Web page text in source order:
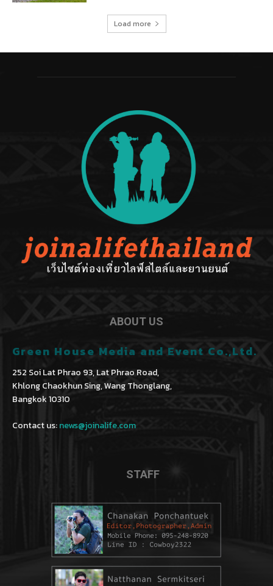
Load more
ABOUT US
Green House Media and Event Co.,Ltd.
252 Soi Lat Phrao 93, Lat Phrao Road,
Khlong Chaokhun Sing, Wang Thonglang,
Bangkok 10310
Contact us:news@joinalife.com
STAFF